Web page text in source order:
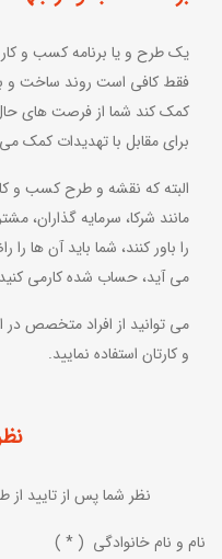
یک طرح و یا برنامه کسب و
فقط کافی است روند ساخت و
کمک کند شما از فرصت های حال
برای مقابل با تهدیدات کمک
البته که نقشه و طرح کسب و
مانند شرکا، سرمایه گذاران،
را باور کنند، شما باید آن ها
می آید، حساب شده کارمی
می توانید از افراد متخصص
و کارتان استفاده نمایید.
نظر شما پس از تایید
نام و نام خانوادگی ( * )